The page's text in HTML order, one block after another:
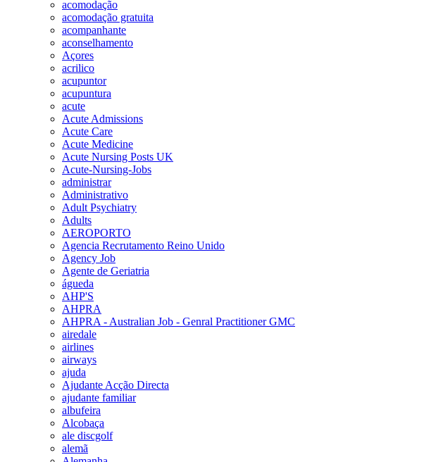
acomodação
acomodação gratuita
acompanhante
aconselhamento
Açores
acrilico
acupuntor
acupuntura
acute
Acute Admissions
Acute Care
Acute Medicine
Acute Nursing Posts UK
Acute-Nursing-Jobs
administrar
Administrativo
Adult Psychiatry
Adults
AEROPORTO
Agencia Recrutamento Reino Unido
Agency Job
Agente de Geriatria
águeda
AHP'S
AHPRA
AHPRA - Australian Job - Genral Practitioner GMC
airedale
airlines
airways
ajuda
Ajudante Acção Directa
ajudante familiar
albufeira
Alcobaça
ale discgolf
alemã